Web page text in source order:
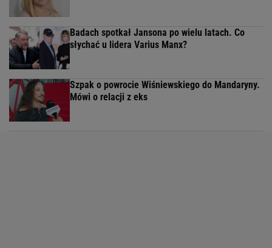
Badach spotkał Jansona po wielu latach. Co
słychać u lidera Varius Manx?
Szpak o powrocie Wiśniewskiego do Mandaryny.
Mówi o relacji z eks